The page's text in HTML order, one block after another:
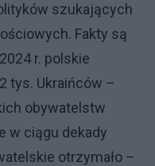
szukających
Fakty są
r. polskie
tys. Ukraińców –
obywatelstw
w ciągu dekady
otrzymało –